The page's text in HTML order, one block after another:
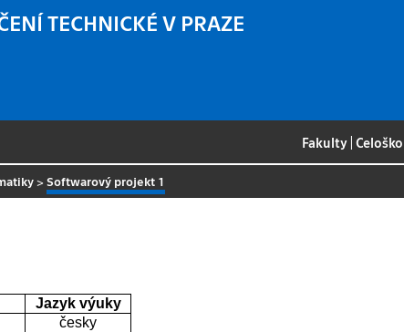
TECHNICKÉ V PRAZE
Fakulty |
>Softwarový projekt 1
Jazyk výuky
česky